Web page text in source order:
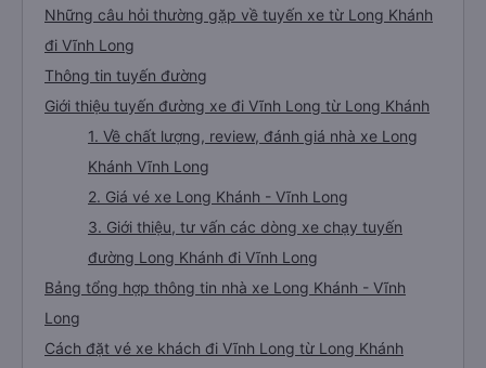
Những câu hỏi thường gặp về tuyến xe từ Long Khánh
đi Vĩnh Long
Thông tin tuyến đường
Giới thiệu tuyến đường xe đi Vĩnh Long từ Long Khánh
1. Về chất lượng, review, đánh giá nhà xe Long
Khánh Vĩnh Long
2. Giá vé xe Long Khánh - Vĩnh Long
3. Giới thiệu, tư vấn các dòng xe chạy tuyến
đường Long Khánh đi Vĩnh Long
Bảng tổng hợp thông tin nhà xe Long Khánh - Vĩnh
Long
Cách đặt vé xe khách đi Vĩnh Long từ Long Khánh